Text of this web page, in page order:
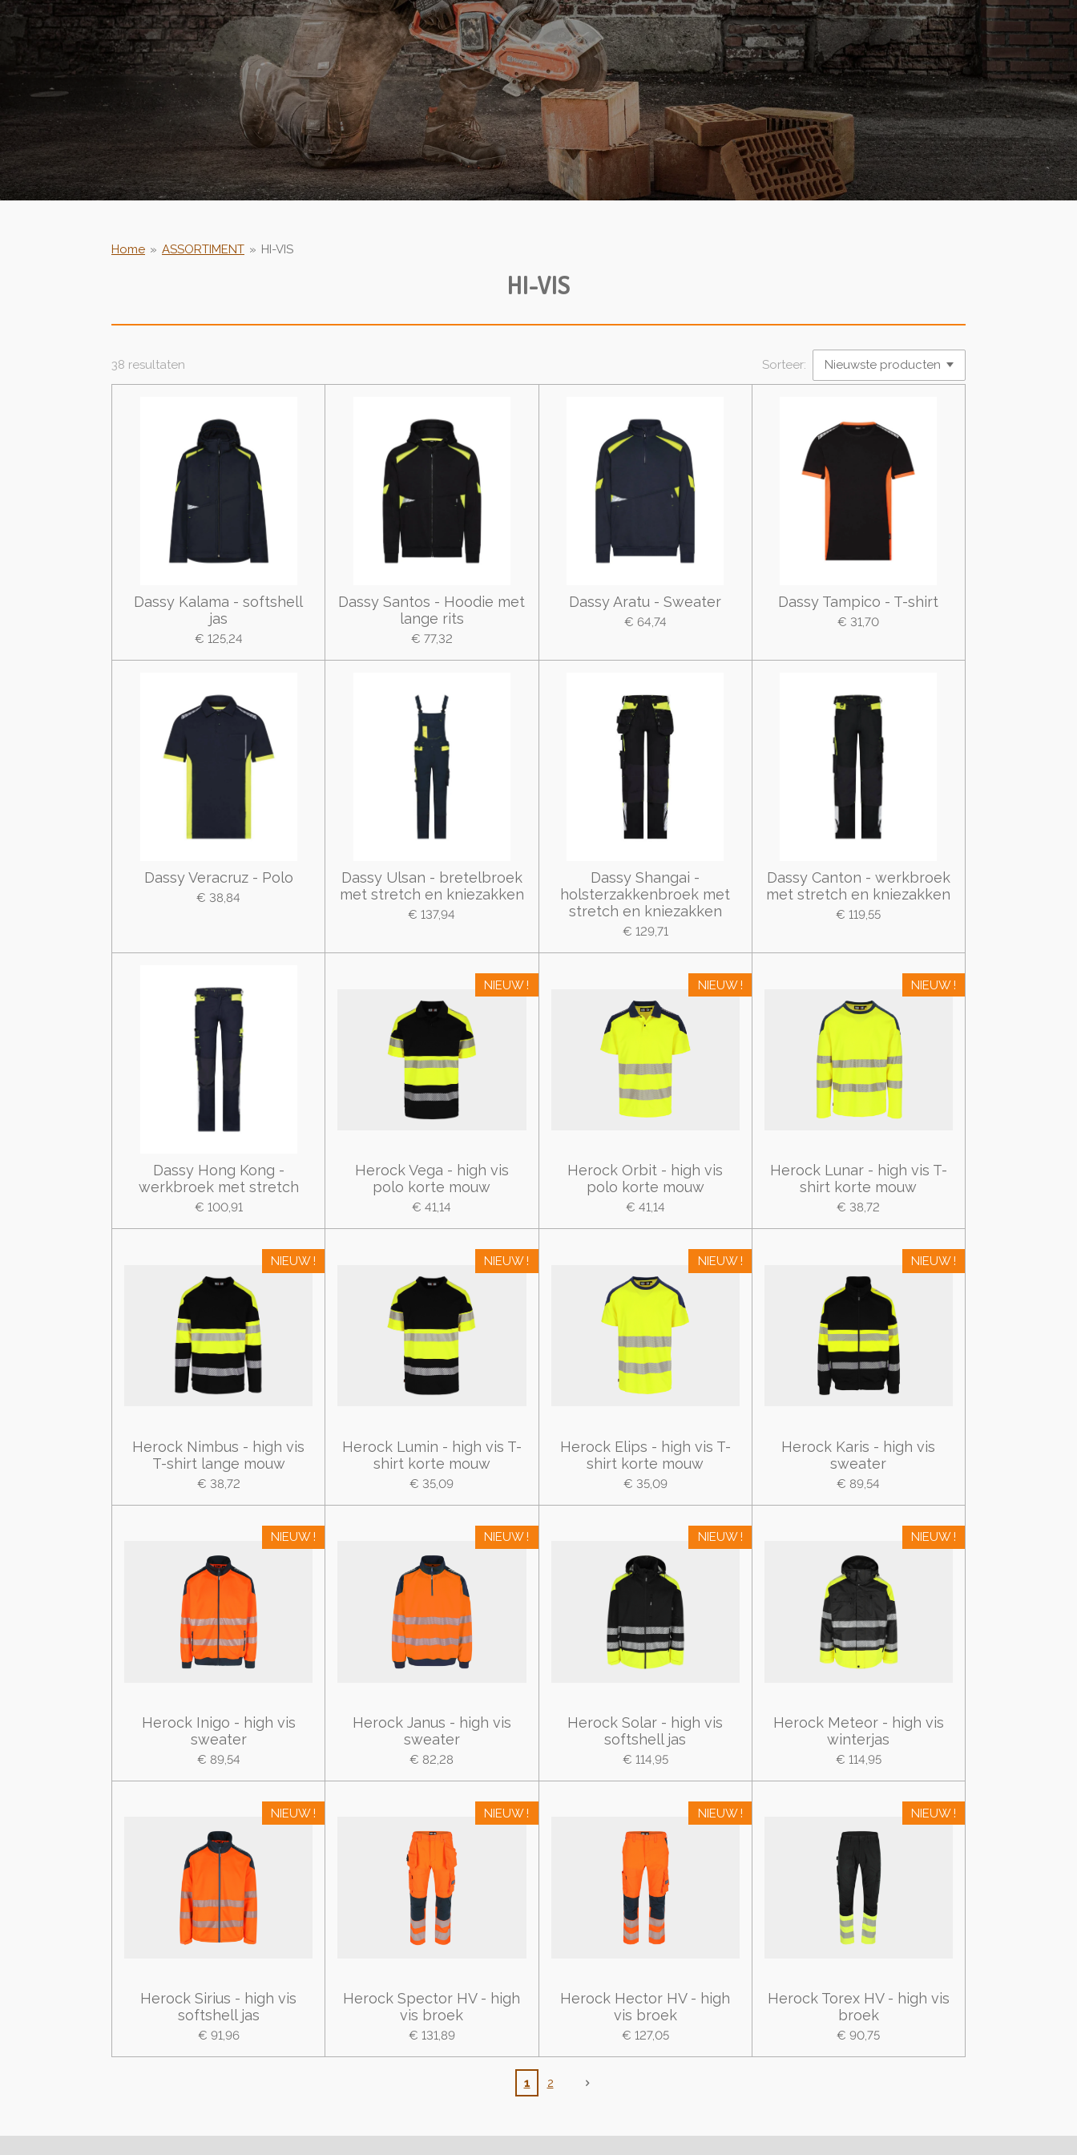
Home » ASSORTIMENT » HI-VIS
HI-VIS
38 resultaten Sorteer:
Dassy Kalama - softshell
jas
€ 125,24
Dassy Santos - Hoodie met
lange rits
€ 77,32
Dassy Aratu - Sweater
€ 64,74
Dassy Tampico - T-shirt
€ 31,70
Dassy Veracruz - Polo
€ 38,84
Dassy Ulsan - bretelbroek
met stretch en kniezakken
€ 137,94
Dassy Shangai -
holsterzakkenbroek met
stretch en kniezakken
€ 129,71
Dassy Canton - werkbroek
met stretch en kniezakken
€ 119,55
Dassy Hong Kong -
werkbroek met stretch
€ 100,91
NIEUW !
Herock Vega - high vis
polo korte mouw
€ 41,14
NIEUW !
Herock Orbit - high vis
polo korte mouw
€ 41,14
NIEUW !
Herock Lunar - high vis T-
shirt korte mouw
€ 38,72
NIEUW !
Herock Nimbus - high vis
T-shirt lange mouw
€ 38,72
NIEUW !
Herock Lumin - high vis T-
shirt korte mouw
€ 35,09
NIEUW !
Herock Elips - high vis T-
shirt korte mouw
€ 35,09
NIEUW !
Herock Karis - high vis
sweater
€ 89,54
NIEUW !
Herock Inigo - high vis
sweater
€ 89,54
NIEUW !
Herock Janus - high vis
sweater
€ 82,28
NIEUW !
Herock Solar - high vis
softshell jas
€ 114,95
NIEUW !
Herock Meteor - high vis
winterjas
€ 114,95
NIEUW !
Herock Sirius - high vis
softshell jas
€ 91,96
NIEUW !
Herock Spector HV - high
vis broek
€ 131,89
NIEUW !
Herock Hector HV - high
vis broek
€ 127,05
NIEUW !
Herock Torex HV - high vis
broek
€ 90,75
1 2